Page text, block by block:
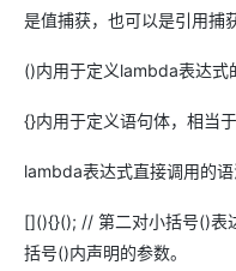
是值捕获，也可以是引用捕获
()内用于定义lambda表达式
{}内用于定义语句体，相当
lambda表达式直接调用的语
[](){}(); // 第二对小括号()表
括号()内声明的参数。